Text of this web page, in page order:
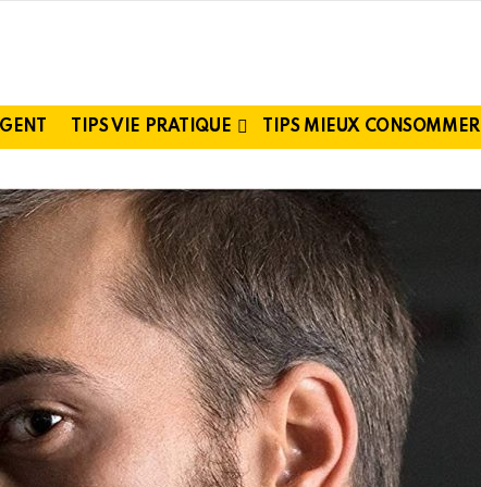
TIPS VIE PRATIQUE TIPS MIEUX CONSOMMER